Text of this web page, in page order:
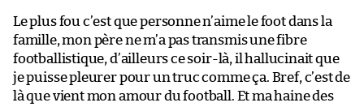
Le plus fou c’est que personne n’aime le foot dans la
famille, mon père ne m’a pas transmis une fibre
footballistique, d’ailleurs ce soir-là, il hallucinait que
je puisse pleurer pour un truc comme ça. Bref, c’est de
là que vient mon amour du football. Et ma haine des